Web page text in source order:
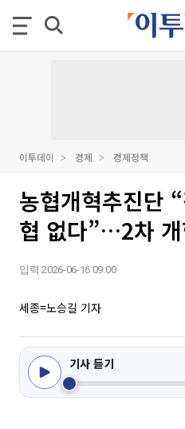
이투데이 경제 경제정책
농협개혁추진단
협 없다”…2차
입력 2026-06-16 09:00
세종=노승길 기자
기사 듣기